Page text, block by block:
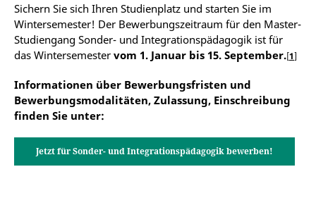
Sichern Sie sich Ihren Studienplatz und starten Sie im
Wintersemester! Der Bewerbungszeitraum für den Master-
Studiengang Sonder- und Integrationspädagogik ist für
das Wintersemester vom 1. Januar bis 15. September. 1
möglichst bis zum 15.07. für einen Start zum
Informationen über Bewerbungsfristen und
Bewerbungsmodalitäten, Zulassung, Einschreibung
finden Sie unter:
Jetzt für Sonder- und Integrationspädagogik bewerben!